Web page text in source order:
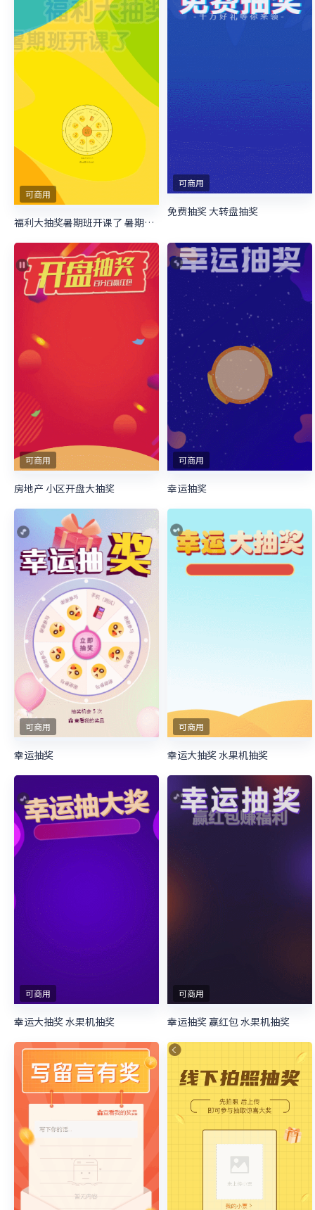
可商用
福利大抽奖暑期班开课了 暑期培训抽奖活动
可商用
免费抽奖 大转盘抽奖
可商用
房地产 小区开盘大抽奖
可商用
幸运抽奖
可商用
幸运抽奖
可商用
幸运大抽奖 水果机抽奖
可商用
幸运大抽奖 水果机抽奖
可商用
幸运抽奖 赢红包 水果机抽奖